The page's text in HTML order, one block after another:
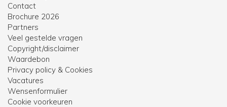
Contact
Brochure 2026
Partners
Veel gestelde vragen
Copyright/disclaimer
Waardebon
Privacy policy & Cookies
Vacatures
Wensenformulier
Cookie voorkeuren